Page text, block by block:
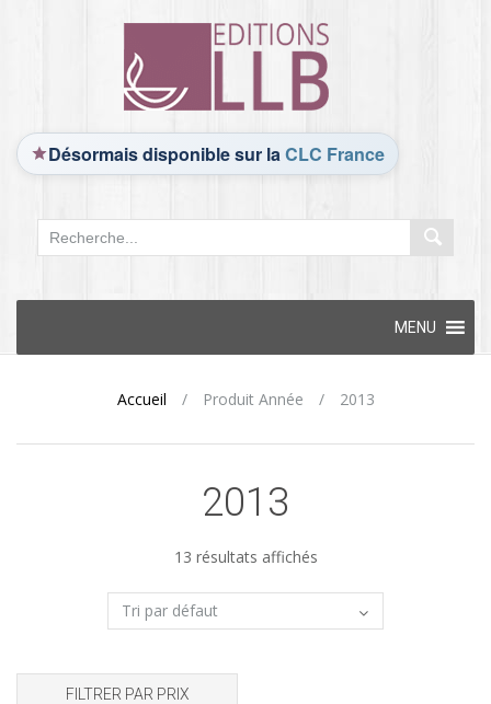
Désormais disponible sur laCLC France
content
MENU
Accueil / Produit Année / 2013
2013
13 résultats affichés
FILTRER PAR PRIX